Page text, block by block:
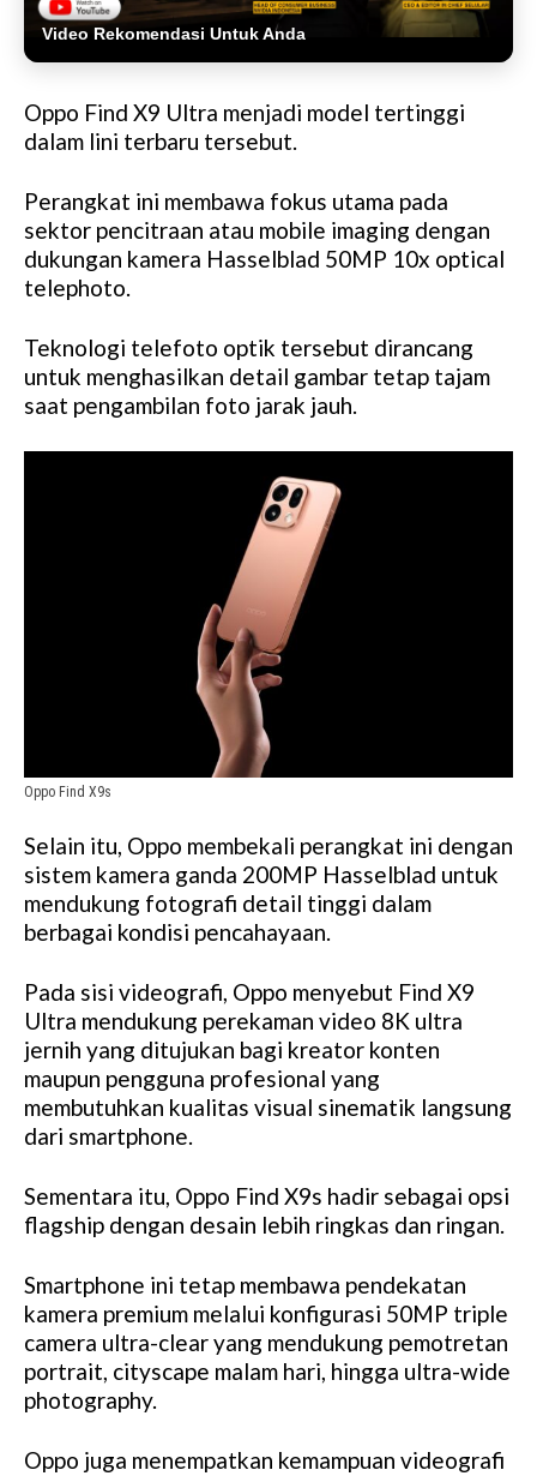
Video Rekomendasi Untuk Anda
Oppo Find X9 Ultra menjadi model tertinggi
dalam lini terbaru tersebut.
Perangkat ini membawa fokus utama pada
sektor pencitraan atau mobile imaging dengan
dukungan kamera Hasselblad 50MP 10x optical
telephoto.
Teknologi telefoto optik tersebut dirancang
untuk menghasilkan detail gambar tetap tajam
saat pengambilan foto jarak jauh.
Oppo Find X9s
Selain itu, Oppo membekali perangkat ini dengan
sistem kamera ganda 200MP Hasselblad untuk
mendukung fotografi detail tinggi dalam
berbagai kondisi pencahayaan.
Pada sisi videografi, Oppo menyebut Find X9
Ultra mendukung perekaman video 8K ultra
jernih yang ditujukan bagi kreator konten
maupun pengguna profesional yang
membutuhkan kualitas visual sinematik langsung
dari smartphone.
Sementara itu, Oppo Find X9s hadir sebagai opsi
flagship dengan desain lebih ringkas dan ringan.
Smartphone ini tetap membawa pendekatan
kamera premium melalui konfigurasi 50MP triple
camera ultra-clear yang mendukung pemotretan
portrait, cityscape malam hari, hingga ultra-wide
photography.
Oppo juga menempatkan kemampuan videografi